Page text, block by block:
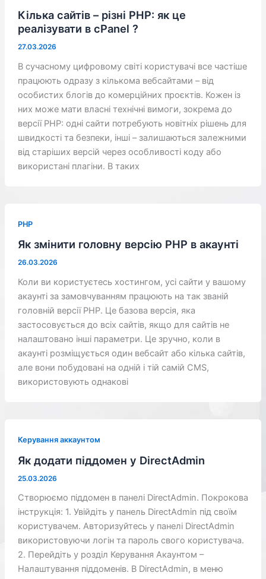
Кілька сайтів – різні PHP: як це
реалізувати в cPanel ?
27.03.2026
В сучасному цифровому світі користувачі все частіше
працюють одразу з кількома вебсайтами – від
особистих блогів до комерційних проєктів. Кожен із
них може мати власні технічні вимоги, зокрема до
версії PHP: одні сайти потребують новітніх рішень для
швидкості та безпеки, інші – залишаються залежними
від старіших версій через особливості коду або
використані плагіни. В таких
PHP
Як змінити головну версію PHP в акаунті
26.03.2026
Коли ви користуєтесь хостингом, усі сайти у вашому
акаунті за замовчуванням працюють на так званій
головній версії PHP. Це базова версія, яка
застосовується до всіх сайтів, якщо для сайтів не
налаштовано інші параметри. Це зручно, коли в
акаунті розміщується один вебсайт або кілька сайтів,
але вони побудовані на одній і тій самій CMS,
використовують однакові
Керування аккаунтом
Як додати піддомен у DirectAdmin
25.03.2026
Створюємо піддомен в панелі DirectAdmin. Покрокова
інструкція: 1. Увійдіть у панель DirectAdmin під своїм
користувачем. Авторизуйтесь у панелі DirectAdmin
використовуючи логін та пароль свого користувача.
2. Перейдіть у розділ Керування Акаунтом –
Налаштування піддоменів. В DirectAdmin, в меню